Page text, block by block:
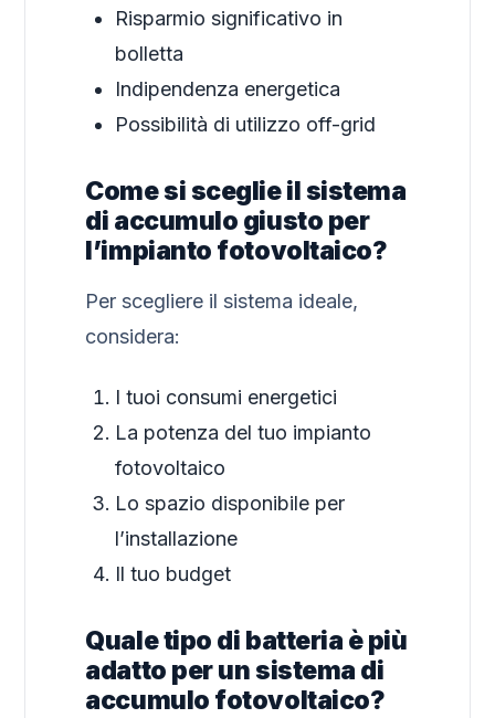
Risparmio significativo in
bolletta
Indipendenza energetica
Possibilità di utilizzo off-grid
Come si sceglie il sistema
di accumulo giusto per
l’impianto fotovoltaico?
Per scegliere il sistema ideale,
considera:
I tuoi consumi energetici
La potenza del tuo impianto
fotovoltaico
Lo spazio disponibile per
l’installazione
Il tuo budget
Quale tipo di batteria è più
adatto per un sistema di
accumulo fotovoltaico?